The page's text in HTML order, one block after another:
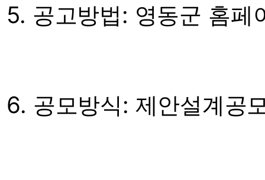
5. 공고방법: 영동군 홈페
6. 공모방식: 제안설계공